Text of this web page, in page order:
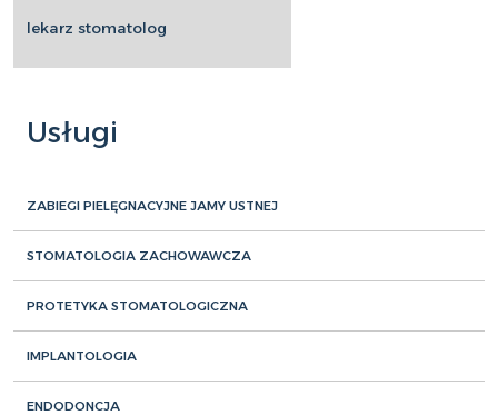
Usługi
ZABIEGI PIELĘGNACYJNE JAMY USTNEJ
STOMATOLOGIA ZACHOWAWCZA
PROTETYKA STOMATOLOGICZNA
IMPLANTOLOGIA
ENDODONCJA
lekarz stomatolog